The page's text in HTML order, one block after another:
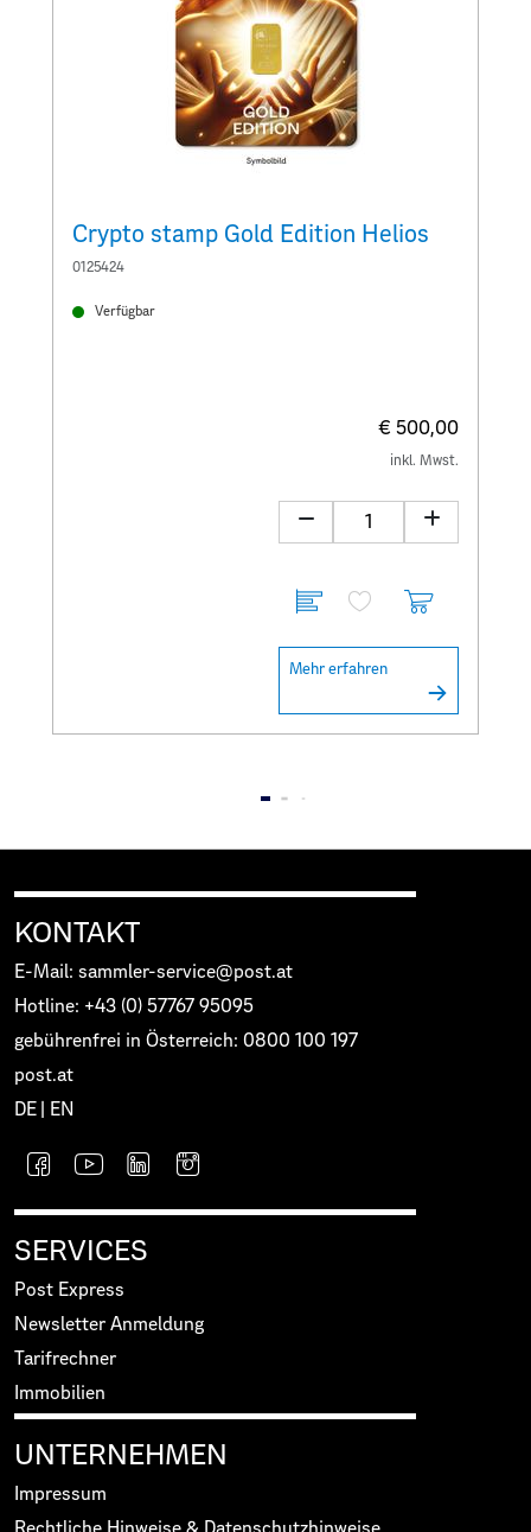
Crypto stamp Gold Edition Helios
0125424
Verfügbar
€ 500,00
inkl. Mwst.
Mehr erfahren
KONTAKT
E-Mail: sammler-service@post.at
Hotline: +43 (0) 57767 95095
gebührenfrei in Österreich: 0800 100 197
post.at
DE
EN
SERVICES
Post Express
Newsletter Anmeldung
Tarifrechner
Immobilien
UNTERNEHMEN
Impressum